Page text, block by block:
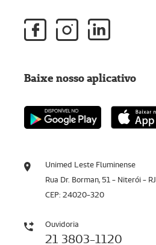
Unimed Leste Fluminense
Rua Dr. Borman, 51 - Niterói - RJ
CEP: 24020-320
Ouvidoria
21 3803-1120
Baixe nosso aplicativo